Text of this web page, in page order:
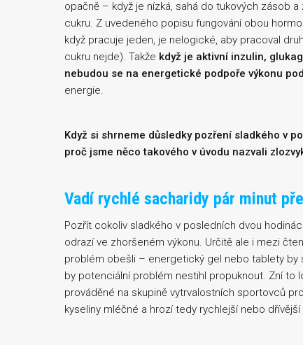
opačně – když je nízká, sahá do tukových zásob
cukru. Z uvedeného popisu fungování obou
když pracuje jeden, je nelogické, aby pracoval
cukru nejde). Takže když je aktivní inzulin,
nebudou se na energetické podpoře výkonu
energie.
Když si shrneme důsledky pozření sladkého v
proč jsme něco takového v úvodu nazvali
Vadí rychlé sacharidy pár minut
Pozřít cokoliv sladkého v posledních dvou
odrazí ve zhoršeném výkonu. Určitě ale i mezi
problém obešli – energetický gel nebo tablety
by potenciální problém nestihl propuknout. Zní to
prováděné na skupině vytrvalostních sportovců
kyseliny mléčné a hrozí tedy rychlejší nebo